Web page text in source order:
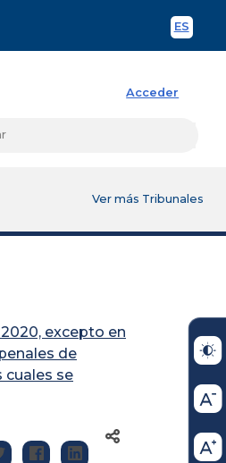
ES
Acceder
Ver más Tribunales
excepto en
de
cuales se